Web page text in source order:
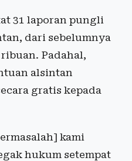
31 laporan pungli
dari sebelumnya
Padahal,
alsintan
gratis kepada
kami
hukum setempat